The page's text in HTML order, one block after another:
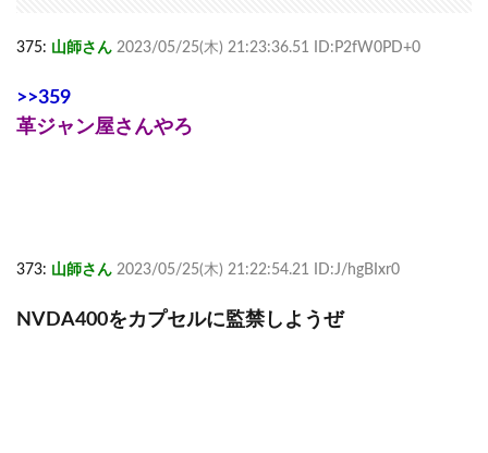
375: 山師さん 2023/05/25(木) 21:23:36.51 ID:P2fW0PD+0
>>359
革ジャン屋さんやろ
373: 山師さん 2023/05/25(木) 21:22:54.21 ID:J/hgBIxr0
NVDA400をカプセルに監禁しようぜ